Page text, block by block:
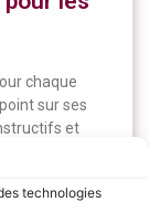
technologies
chaque
sur ses
et